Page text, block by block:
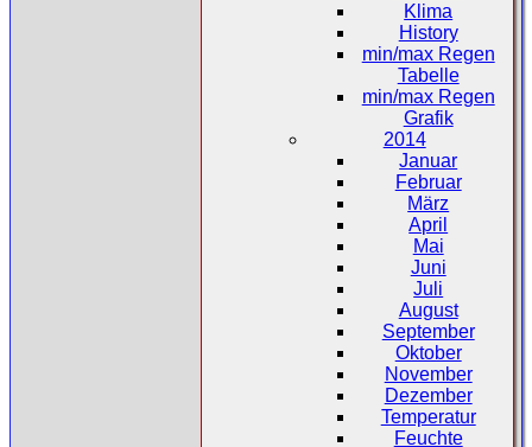
Klima
History
min/max Regen
Tabelle
min/max Regen
Grafik
2014
Januar
Februar
März
April
Mai
Juni
Juli
August
September
Oktober
November
Dezember
Temperatur
Feuchte